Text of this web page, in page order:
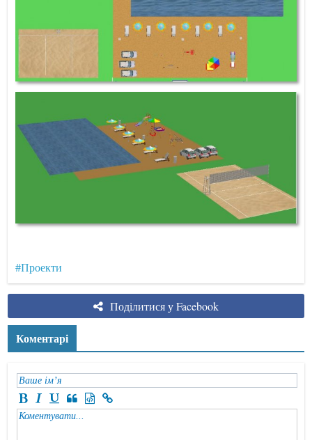
#Проекти
Поділитися у Facebook
Коментарі